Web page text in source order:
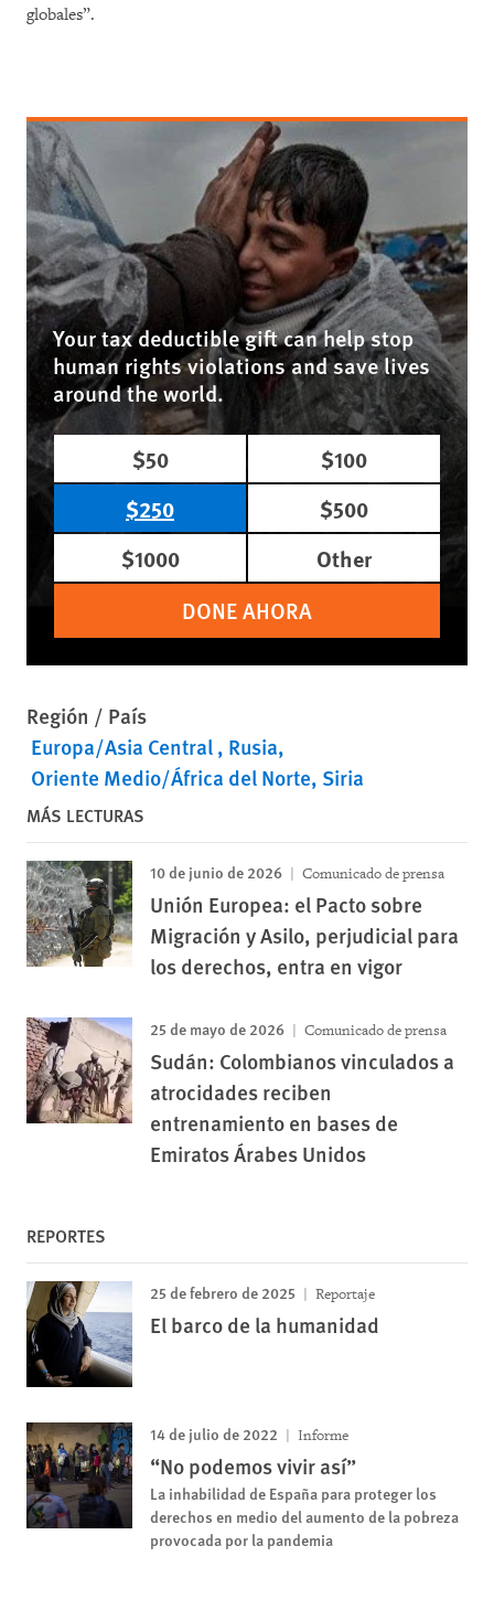
globales”.
Your tax deductible gift can help stop
human rights violations and save lives
around the world.
$50
$100
$250
$500
$1000
Other
DONE AHORA
Región / País
Europa/Asia Central Rusia
Oriente Medio/África del Norte Siria
MÁS LECTURAS
10 de junio de 2026 Comunicado de prensa
Unión Europea: el Pacto sobre
Migración y Asilo, perjudicial para
los derechos, entra en vigor
25 de mayo de 2026 Comunicado de prensa
Sudán: Colombianos vinculados a
atrocidades reciben
entrenamiento en bases de
Emiratos Árabes Unidos
REPORTES
25 de febrero de 2025 Reportaje
El barco de la humanidad
14 de julio de 2022 Informe
“No podemos vivir así”
La inhabilidad de España para proteger los
derechos en medio del aumento de la pobreza
provocada por la pandemia